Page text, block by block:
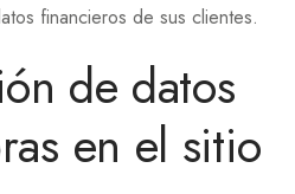
financieros de sus clientes.
de datos
en el sitio